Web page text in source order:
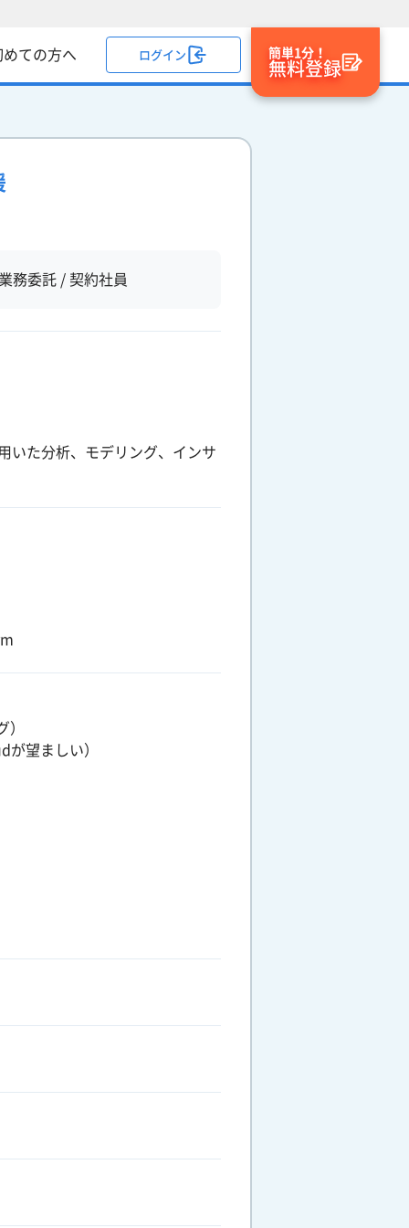
めての方へ ログイン 簡単1分！
無料登録
業務委託 / 契約社員
いた分析、モデリング、インサ
）
が望ましい）